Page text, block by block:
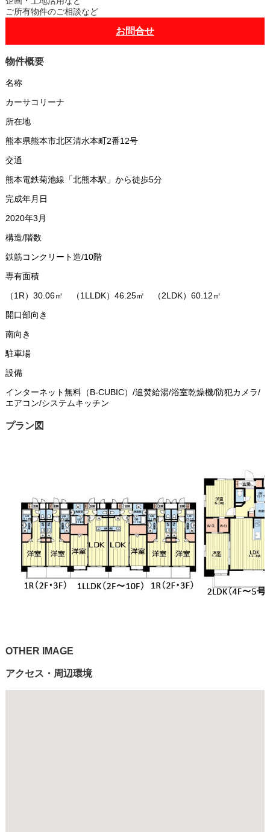
ご所有物件のご相談など
お問合せ
物件概要
名称
カーサコリーナ
所在地
熊本県熊本市北区清水本町2番12号
交通
熊本電鉄菊池線「北熊本駅」から徒歩5分
完成年月日
2020年3月
構造/階数
鉄筋コンクリート造/10階
専有面積
（1R）30.06㎡ （1LLDK）46.25㎡ （2LDK）60.12㎡
開口部向き
南向き
駐車場
設備
インターネット無料（B-CUBIC）/追焚給湯/浴室乾燥機/防犯カメラ/
エアコン/システムキッチン
プラン図
OTHER IMAGE
アクセス・周辺環境